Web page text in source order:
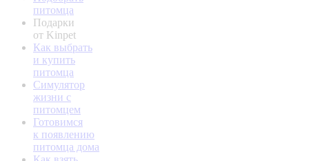
питомца
Подарки
от Kinpet
Как выбрать
и купить
питомца
Симулятор
жизни с
питомцем
Готовимся
к появлению
питомца дома